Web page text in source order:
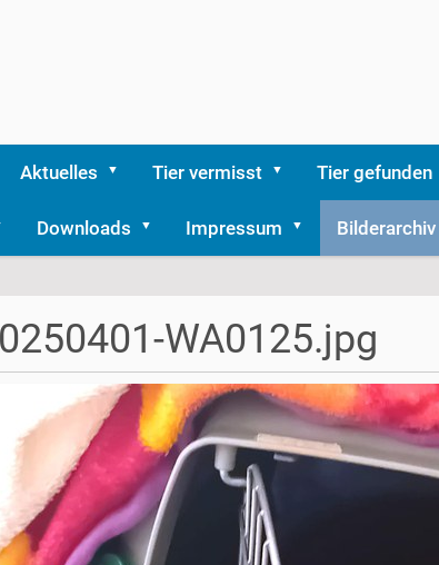
Aktuelles Tier vermisst Tier gefunden
Downloads Impressum Bilderarchiv
WA0125.jpg